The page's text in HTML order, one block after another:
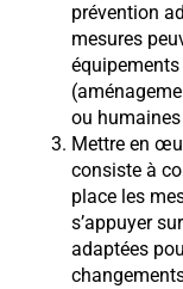
prévention
mesures
ou
Mettre en
consiste à
place les
s’appuyer
adaptées